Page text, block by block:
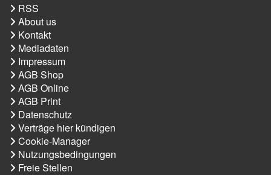
RSS
About us
Kontakt
Mediadaten
Impressum
AGB Shop
AGB Online
AGB Print
Datenschutz
Verträge hier kündigen
Cookie-Manager
Nutzungsbedingungen
Freie Stellen